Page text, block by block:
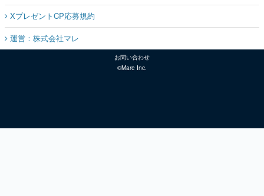
XプレゼントCP応募規約
運営：株式会社マレ
お問い合わせ
©Mare Inc.